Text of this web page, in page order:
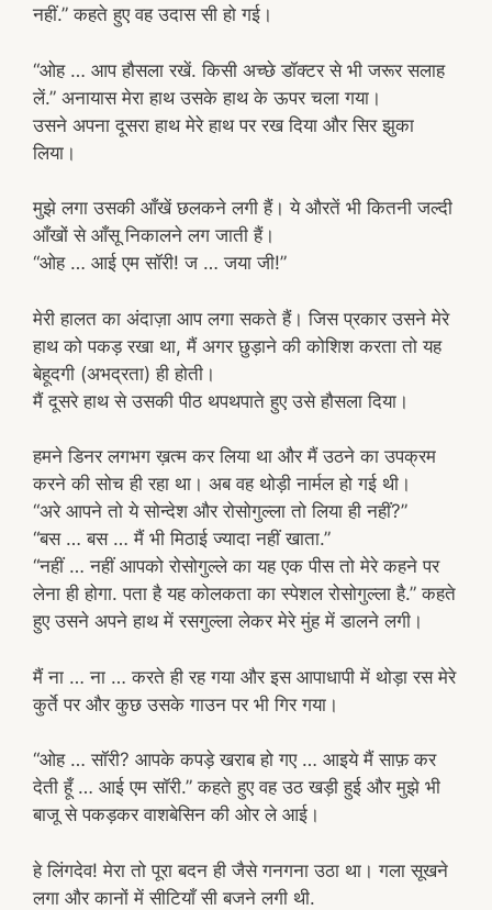
नहीं.” कहते हुए वह उदास सी हो गई।
“ओह … आप हौसला रखें. किसी अच्छे डॉक्टर से भी जरूर सलाह
लें.” अनायास मेरा हाथ उसके हाथ के ऊपर चला गया।
उसने अपना दूसरा हाथ मेरे हाथ पर रख दिया और सिर झुका
लिया।
मुझे लगा उसकी आँखें छलकने लगी हैं। ये औरतें भी कितनी जल्दी
आँखों से आँसू निकालने लग जाती हैं।
“ओह … आई एम सॉरी! ज … जया जी!”
मेरी हालत का अंदाज़ा आप लगा सकते हैं। जिस प्रकार उसने मेरे
हाथ को पकड़ रखा था, मैं अगर छुड़ाने की कोशिश करता तो यह
बेहूदगी (अभद्रता) ही होती।
मैं दूसरे हाथ से उसकी पीठ थपथपाते हुए उसे हौसला दिया।
हमने डिनर लगभग ख़त्म कर लिया था और मैं उठने का उपक्रम
करने की सोच ही रहा था। अब वह थोड़ी नार्मल हो गई थी।
“अरे आपने तो ये सोन्देश और रोसोगुल्ला तो लिया ही नहीं?”
“बस … बस … मैं भी मिठाई ज्यादा नहीं खाता.”
“नहीं … नहीं आपको रोसोगुल्ले का यह एक पीस तो मेरे कहने पर
लेना ही होगा. पता है यह कोलकता का स्पेशल रोसोगुल्ला है.” कहते
हुए उसने अपने हाथ में रसगुल्ला लेकर मेरे मुंह में डालने लगी।
मैं ना … ना … करते ही रह गया और इस आपाधापी में थोड़ा रस मेरे
कुर्ते पर और कुछ उसके गाउन पर भी गिर गया।
“ओह … सॉरी? आपके कपड़े खराब हो गए … आइये मैं साफ़ कर
देती हूँ … आई एम सॉरी.” कहते हुए वह उठ खड़ी हुई और मुझे भी
बाजू से पकड़कर वाशबेसिन की ओर ले आई।
हे लिंगदेव! मेरा तो पूरा बदन ही जैसे गनगना उठा था। गला सूखने
लगा और कानों में सीटियाँ सी बजने लगी थी.